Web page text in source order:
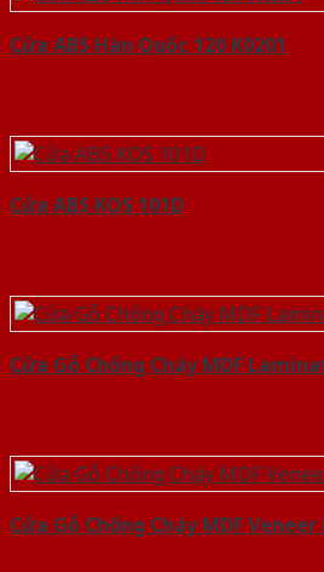
Cửa ABS Hàn Quốc 120 K0201
Cửa ABS KOS 101D
Cửa Gỗ Chống Cháy MDF
Cửa Gỗ Chống Cháy MDF Veneer